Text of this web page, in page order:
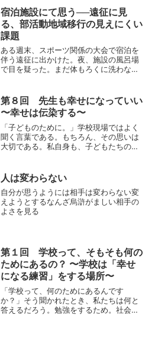
それは、「主体的って、結局どういうこ
と？」という問いが、案...
宿泊施設にて思う──遠征に見
る、部活動地域移行の見えにくい
課題
ある週末、スポーツ関係の大会で宿泊を
伴う遠征に出かけた。夜、施設の風呂場
で目を疑った。まだ体もろくに洗わない
る遊びに興じ、まるで地震でも起きたか
のような騒ぎを起こしてい...
第８回 先生も幸せになっていい
〜幸せは伝染する〜
「子どものために。」学校現場ではよく
聞く言葉である。もちろん、その思いは
大切である。私自身も、子どもたちの成
る。それは、「子どものために」が、い
つの間にか「先生自身を犠...
人は変わらない
自分が思うようには相手は変わらない変
えようとするなんざ烏滸がましい相手の
よさを見る
第１回 学校って、そもそも何の
ためにあるの？ 〜学校は「幸せ
になる練習」をする場所〜
「学校って、何のためにあるんです
か？」そう聞かれたとき、私たちは何と
答えるだろう。勉強をするため。社会に